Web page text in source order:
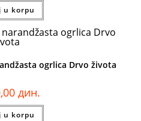
u korpu
ogrlica Drvo života
дин.
u korpu